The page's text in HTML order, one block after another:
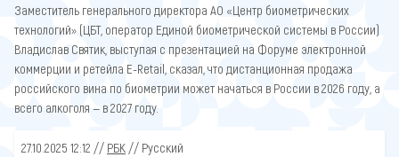
Заместитель генерального директора АО «Центр биометрических
технологий» (ЦБТ, оператор Единой биометрической системы в России)
Владислав Святик, выступая с презентацией на Форуме электронной
коммерции и ретейла E-Retail, сказал, что дистанционная продажа
российского вина по биометрии может начаться в России в 2026 году, а
всего алкоголя — в 2027 году.
27.10.2025 12:12 // РБК // Русский